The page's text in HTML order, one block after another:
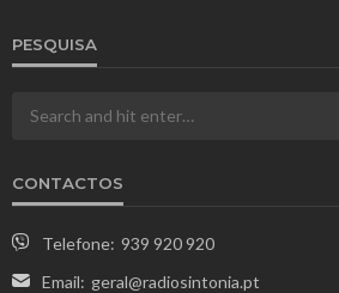
PESQUISA
CONTACTOS
Telefone: 939 920 920
Email: geral@radiosintonia.pt